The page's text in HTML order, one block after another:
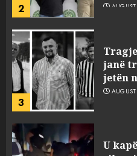
2
3
janë
jetën
U